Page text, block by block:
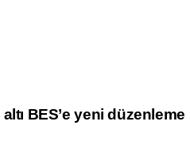
BES’e yeni düzenleme